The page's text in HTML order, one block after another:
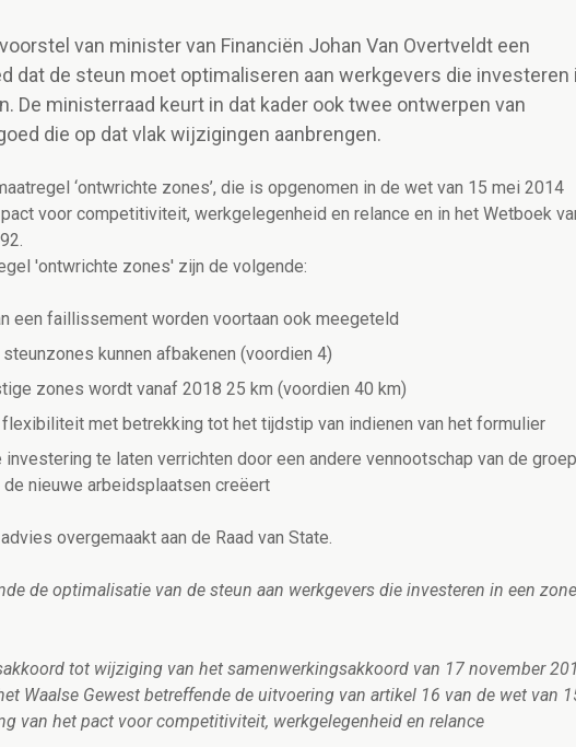
van minister van Financiën Johan Van Overtveldt een
dat de steun moet optimaliseren aan werkgevers die investeren
De ministerraad keurt in dat kader ook twee ontwerpen van
die op dat vlak wijzigingen aanbrengen.
‘ontwrichte zones’, die is opgenomen in de wet van 15 mei 2014
voor competitiviteit, werkgelegenheid en relance en in het Wetboek
'ontwrichte zones' zijn de volgende:
een faillissement worden voortaan ook meegeteld
kunnen afbakenen (voordien 4)
zones wordt vanaf 2018 25 km (voordien 40 km)
met betrekking tot het tijdstip van indienen van het formulier
te laten verrichten door een andere vennootschap van de groep
nieuwe arbeidsplaatsen creëert
overgemaakt aan de Raad van State.
de optimalisatie van de steun aan werkgevers die investeren in een
tot wijziging van het samenwerkingsakkoord van 17 november
Waalse Gewest betreffende de uitvoering van artikel 16 van de wet van
van het pact voor competitiviteit, werkgelegenheid en relance